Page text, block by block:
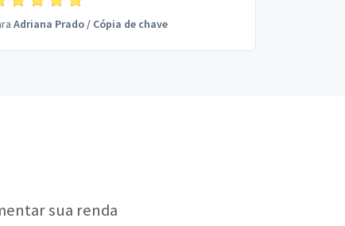
Adriana Prado/ Cópia de chave
sua renda